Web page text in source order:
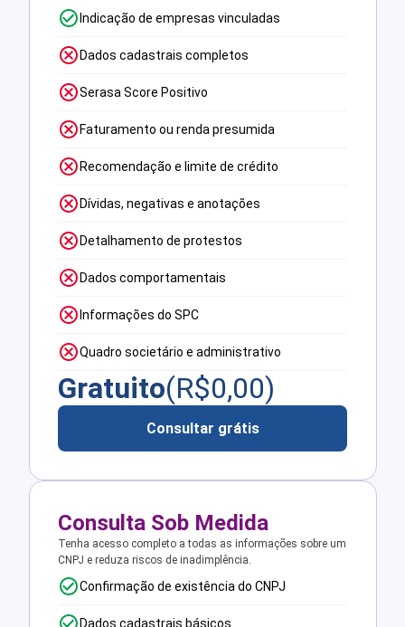
Indicação de empresas vinculadas
Dados cadastrais completos
Serasa Score Positivo
Faturamento ou renda presumida
Recomendação e limite de crédito
Dívidas, negativas e anotações
Detalhamento de protestos
Dados comportamentais
Informações do SPC
Quadro societário e administrativo
Gratuito(R$0,00)
Consultar grátis
Consulta Sob Medida
Tenha acesso completo a todas as informações sobre um
CNPJ e reduza riscos de inadimplência.
Confirmação de existência do CNPJ
Dados cadastrais básicos